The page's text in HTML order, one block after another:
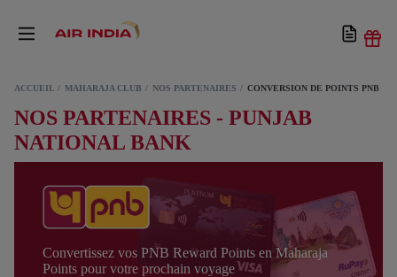
ACCUEIL MAHARAJA CLUB NOS PARTENAIRES CONVERSION DE POINTS PNB
NOS PARTENAIRES - PUNJAB
NATIONAL BANK
Convertissez vos PNB Reward Points en Maharaja
Points pour votre prochain voyage